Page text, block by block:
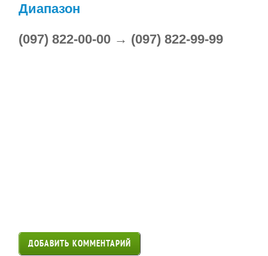
Диапазон
(097) 822-00-00 → (097) 822-99-99
ДОБАВИТЬ КОММЕНТАРИЙ